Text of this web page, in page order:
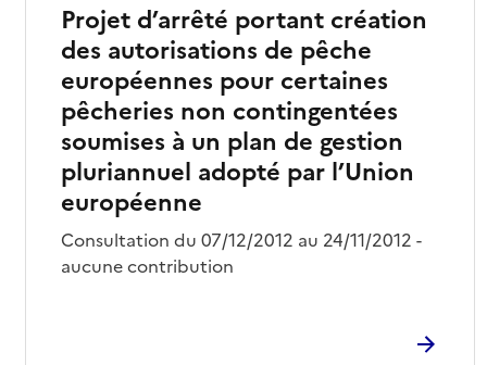
Projet d’arrêté portant création
des autorisations de pêche
européennes pour certaines
pêcheries non contingentées
soumises à un plan de gestion
pluriannuel adopté par l’Union
européenne
Consultation du 07/12/2012 au 24/11/2012 -
aucune contribution